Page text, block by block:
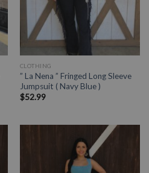
CLOTHING
” La Nena ” Fringed Long Sleeve
Jumpsuit ( Navy Blue )
$52.99